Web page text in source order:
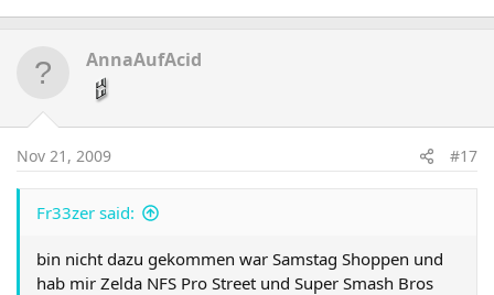
AnnaAufAcid
Nov 21, 2009 #17
Fr33zer said:
bin nicht dazu gekommen war Samstag Shoppen und
hab mir Zelda NFS Pro Street und Super Smash Bros